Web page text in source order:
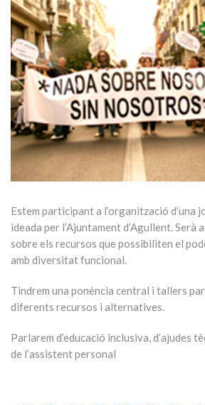
Estem participant a l’organització d’una
ideada per l’Ajuntament d’Agullent. Serà
sobre els recursos que possibiliten el
amb diversitat funcional.
Tindrem una ponència central i tallers
diferents recursos i alternatives.
Parlarem d’educació inclusiva, d’ajudes
de l’assistent personal